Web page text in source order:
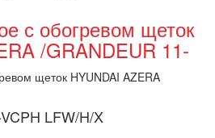
с обогревом щеток
/GRANDEUR 11-
LFW/H/X